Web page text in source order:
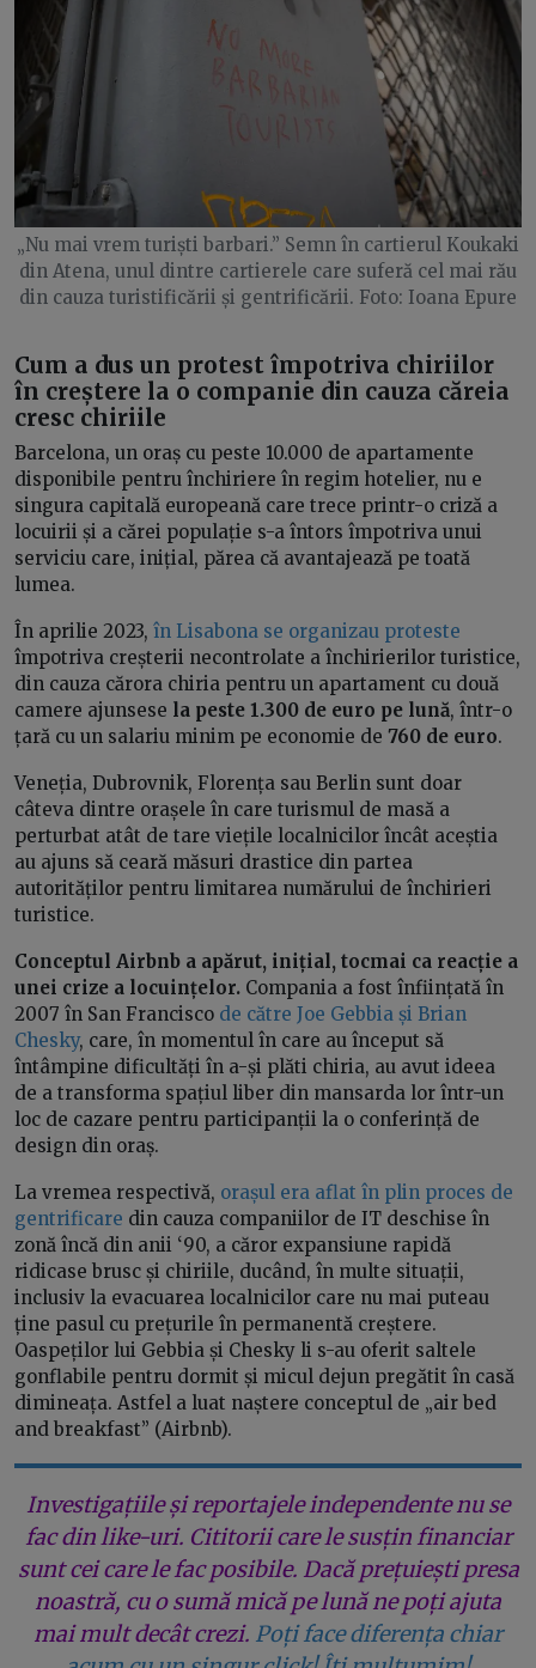
„Nu mai vrem turiști barbari.” Semn în cartierul Koukaki
din Atena, unul dintre cartierele care suferă cel mai rău
din cauza turistificării și gentrificării. Foto: Ioana Epure
Cum a dus un protest împotriva chiriilor
în creștere la o companie din cauza căreia
cresc chiriile
Barcelona, un oraș cu peste 10.000 de apartamente
disponibile pentru închiriere în regim hotelier, nu e
singura capitală europeană care trece printr-o criză a
locuirii și a cărei populație s-a întors împotriva unui
serviciu care, inițial, părea că avantajează pe toată
lumea.
În aprilie 2023, în Lisabona se organizau proteste
împotriva creșterii necontrolate a închirierilor turistice,
din cauza cărora chiria pentru un apartament cu două
camere ajunsese la peste 1.300 de euro pe lună, într-o
țară cu un salariu minim pe economie de 760 de euro.
Veneția, Dubrovnik, Florența sau Berlin sunt doar
câteva dintre orașele în care turismul de masă a
perturbat atât de tare viețile localnicilor încât aceștia
au ajuns să ceară măsuri drastice din partea
autorităților pentru limitarea numărului de închirieri
turistice.
Conceptul Airbnb a apărut, inițial, tocmai ca reacție a
unei crize a locuințelor. Compania a fost înființată în
2007 în San Francisco de către Joe Gebbia și Brian
Chesky, care, în momentul în care au început să
întâmpine dificultăți în a-și plăti chiria, au avut ideea
de a transforma spațiul liber din mansarda lor într-un
loc de cazare pentru participanții la o conferință de
design din oraș.
La vremea respectivă, orașul era aflat în plin proces de
gentrificare din cauza companiilor de IT deschise în
zonă încă din anii ‘90, a căror expansiune rapidă
ridicase brusc și chiriile, ducând, în multe situații,
inclusiv la evacuarea localnicilor care nu mai puteau
ține pasul cu prețurile în permanentă creștere.
Oaspeților lui Gebbia și Chesky li s-au oferit saltele
gonflabile pentru dormit și micul dejun pregătit în casă
dimineața. Astfel a luat naștere conceptul de „air bed
and breakfast” (Airbnb).
Investigațiile și reportajele independente nu se
fac din like-uri. Cititorii care le susțin financiar
sunt cei care le fac posibile. Dacă prețuiești presa
noastră, cu o sumă mică pe lună ne poți ajuta
mai mult decât crezi. Poți face diferența chiar